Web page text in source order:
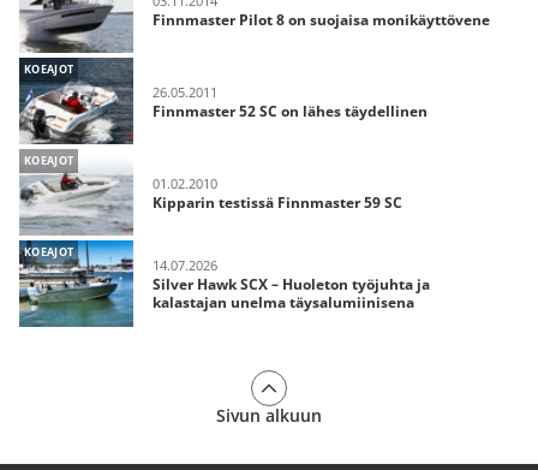
Finnmaster Pilot 8 on suojaisa monikäyttövene
KOEAJOT
26.05.2011
Finnmaster 52 SC on lähes täydellinen
KOEAJOT
01.02.2010
Kipparin testissä Finnmaster 59 SC
KOEAJOT
14.07.2026
Silver Hawk SCX – Huoleton työjuhta ja
kalastajan unelma täysalumiinisena
Sivun alkuun